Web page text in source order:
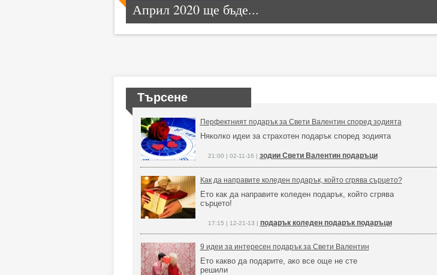
Април 2020 ще бъде...
Търсене
Перфектният подарък за Свети Валентин според зодията
Няколко идеи за страхотен подарък според зодията
21:00 | 02-11-16 | зодии Свети Валентин подаръци
Как да направите коледен подарък, който сгрява сърцето?
Ето как да направите коледен подарък, който сгрява
сърцето!
17:15 | 12-21-13 | подарък коледен подарък подаръци
9 идеи за интересен подарък за Свети Валентин
Ето какво да подарите, ако все още не сте
решили